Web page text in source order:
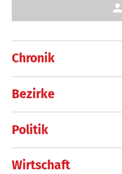
Chronik
Bezirke
Politik
Wirtschaft